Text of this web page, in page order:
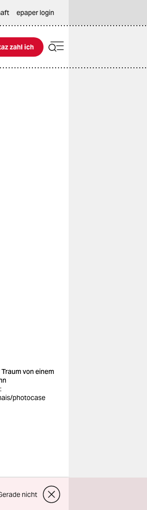
epaper login
ich
zahl ich
Traum von einem
photocase
nicht